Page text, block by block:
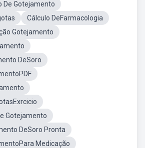
De Gotejamento
Cálculo DeFarmacologia
Gotejamento
DeSoro
Gotejamento
DeSoro Pronta
Medicação